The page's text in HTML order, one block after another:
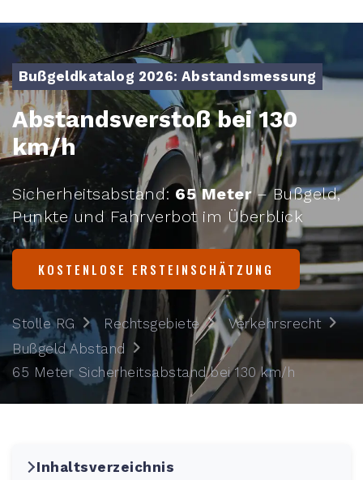
Bußgeldkatalog 2026: Abstandsmessung
Abstandsverstoß bei 130
km/h
Sicherheitsabstand: 65 Meter– Bußgeld,
Punkte und Fahrverbot im Überblick
KOSTENLOSE ERSTEINSCHÄTZUNG
Stolle RG Rechtsgebiete
Verkehrsrecht
Bußgeld Abstand
65 Meter Sicherheitsabstand bei 130 km/h
Inhaltsverzeichnis